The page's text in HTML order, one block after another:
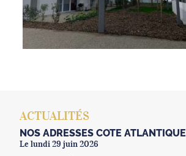
ACTUALITÉS
NOS ADRESSES CÔTE ATLANTIQUE
Le lundi 29 juin 2026